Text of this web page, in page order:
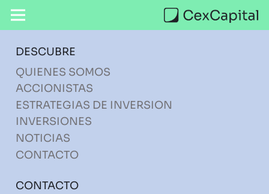
DESCUBRE
QUIENES SOMOS
ACCIONISTAS
ESTRATEGIAS DE INVERSION
INVERSIONES
NOTICIAS
CONTACTO
CONTACTO